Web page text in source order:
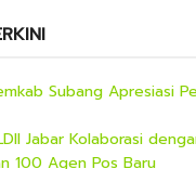
Subang Apresiasi
Jabar Kolaborasi
100 Agen Pos Baru